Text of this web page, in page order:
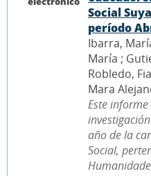
Social
período
Ibarra,
María ;
Robledo,
Mara
Este
año de la
Social,